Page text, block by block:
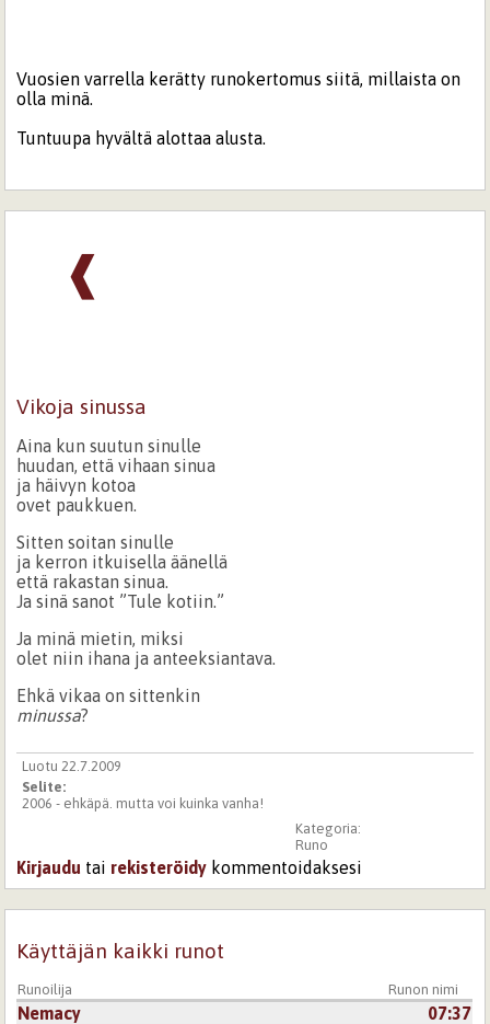
Vuosien varrella kerätty runokertomus siitä, millaista on
olla minä.
Tuntuupa hyvältä alottaa alusta.
❰
Vikoja sinussa
Aina kun suutun sinulle
huudan, että vihaan sinua
ja häivyn kotoa
ovet paukkuen.
Sitten soitan sinulle
ja kerron itkuisella äänellä
että rakastan sinua.
Ja sinä sanot ”Tule kotiin.”
Ja minä mietin, miksi
olet niin ihana ja anteeksiantava.
Ehkä vikaa on sittenkin
minussa?
Luotu 22.7.2009
Selite:
2006 - ehkäpä. mutta voi kuinka vanha!
Kategoria:
Runo
Kirjaudu tai rekisteröidy kommentoidaksesi
Käyttäjän kaikki runot
Runoilija Runon nimi
Nemacy
07:37